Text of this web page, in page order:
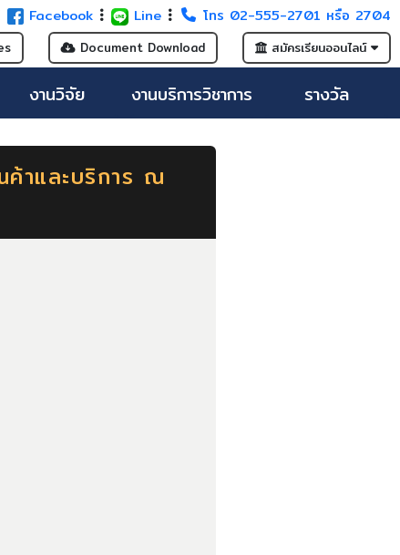
Facebook Line โทร 02-555-2701 หรือ 2704
Document Download สมัครเรียนออนไลน์
งานวิจัย งานบริการวิชาการ รางวัล
ค้าและบริการ ณ